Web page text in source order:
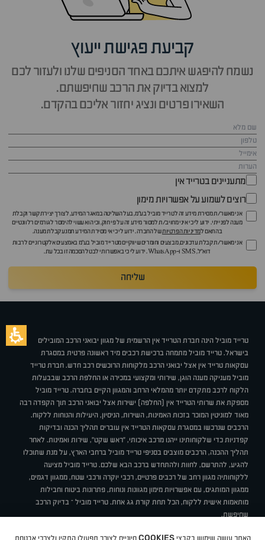
קביעת פגישת ייעוץ
נשמח להיפגש איתכם באחד הסניפים שלנו ולעזור לכם
למצוא בדיוק את הרכב שחיפשתם.
השאירו פרטים ונציג יחזור אליכם בהקדם.
מתעניינים בטרייד אין
רוצים לשמוע על אפשרויות מימון
אני מאשר/ת מסירת מידע זה לטרייד מוביל בע"מ, בעל השליטה במאגר המידע, לצורך יצירת קשר וקבלת
מענה לפנייתי. ידוע לי כי איני מחויב/ת למסור מידע זה על פי חוק, וכי הוא עשוי להימסר לגורמים רלוונטיים
בהתאם למדיניות הפרטיותשל החברה. ידוע לי כי אי מסירת המידע תמנע קבלת מענה.
אני מאשר/ת קבלת עדכונים, מבצעים וחומרים שיווקיים מטרייד מוביל בע"מ באמצעים אלקטרוניים לרבות
דוא״ל, SMS ו-WhatsApp. ידוע לי כי באפשרותי לבטל הסכמה זו בכל עת.
שליחה
טרייד מוביל הינה חברת הטרייד אין הרשמית של מגוון יבואני הרכב המובילים
בישראל. טרייד מוביל מתמחה ברכישת רכבים מיד ראשונה פרטית במסגרת
עסקאות טרייד אין אצל יבואני הרכב מלקוחות הרוכשים רכב חדש. חברת טרייד
מוביל מעניקה מענה הוגן, שירותי ומקצועי במכירה או החלפת הרכב שבבעלות
הלקוח לרכב מתקדם יותר מהמלאי הרחב והמגוון הקיים בחברה. טרייד מוביל
מספקת את שרותי הטרייד אין (החלפה) ישירות אצל יבואני הרכב תוך הקפדה רבה
מאוד למוניטין המוכר בזכות האמינות, השירות, הניסיון, היעילות והנוחות ללקוח.
הרכבים שנרכשו במסגרת עסקאות הטרייד אין עוברים תהליך הכנה ובדיקות
קפדניות כדי שלקוחותינו ייהנו מרכב איכותי, "ראש שקט", שירות ואמינות. לאחר
תהליך ההכנה, הרכבים מוצבים בסניפי טרייד מוביל ברחבי הארץ, על מנת שתוכלו
להגיע, להתרשם, לחוות ולהתחדש ברכב הבא שלכם. טרייד מוביל מציעה
ללקוחותיה מגוון רחב של רכבים פרטיים, רכבי יוקרה ורכבי שטח, ממגוון דגמים,
ממגוון המותגים, עם אפשרויות מימון מגוונות ונוחות, פתרונות ביטוח וחבילות
מותאמות אישית ללקוח, הכל תחת קורת גג אחת. טרייד מוביל – בדיוק הרכב
שחיפשת.
COOKIES